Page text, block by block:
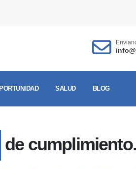
SALUD BLOG
de cumplimiento.